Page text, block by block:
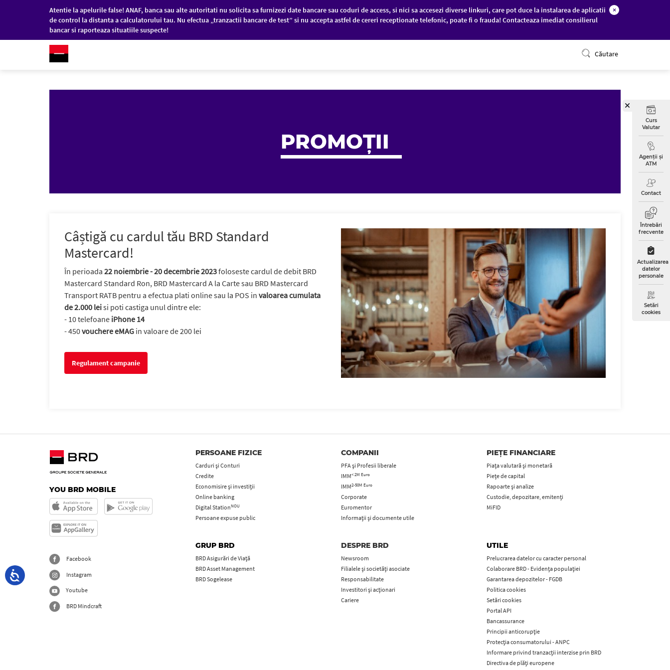
Atentie la apelurile false! ANAF, banca sau alte autoritati nu solicita sa furnizezi date bancare sau coduri de access, si nici sa accesezi diverse linkuri, care pot duce la instalarea de aplicatii
de control la distanta a calculatorului tau. Nu efectua „tranzactii bancare de test” si nu accepta astfel de cereri receptionate telefonic, poate fi o frauda! Contacteaza imediat consilierul
bancar si raporteaza situatiile suspecte!
×
RO/EN PERSOANE FIZICE
Căutare
Curs
Valutar
Agenții și
ATM
Contact
Întrebări
frecvente
Actualizarea
datelor
personale
Setări
cookies
PROMOȚII
Câștigă cu cardul tău BRD Standard
Mastercard!
În perioada 22 noiembrie - 20 decembrie 2023foloseste cardul de debit BRD
Mastercard Standard Ron, BRD Mastercard A la Carte sau BRD Mastercard
Transport RATB pentru a efectua plati online sau la POS in valoarea cumulata
de 2.000 leisi poti castiga unul dintre ele:
- 10 telefoane iPhone 14
- 450vouchere eMAG in valoare de 200 lei
Regulament campanie
YOU BRD MOBILE
Facebook
Instagram
Youtube
BRD Mindcraft
PERSOANE FIZICE
Carduri şi Conturi
Credite
Economisire și investiții
Online banking
Digital StationNOU
Persoane expuse public
COMPANII
PFA şi Profesii liberale
IMM< 2M Euro
IMM2-50M Euro
Corporate
Euromentor
Informații și documente utile
PIEȚE FINANCIARE
Piața valutară și monetară
Piețe de capital
Rapoarte și analize
Custodie, depozitare, emitenți
MiFID
GRUP BRD
BRD Asigurări de Viață
BRD Asset Management
BRD Sogelease
DESPRE BRD
Newsroom
Filialele și societăți asociate
Responsabilitate
Investitori și acționari
Cariere
UTILE
Prelucrarea datelor cu caracter personal
Colaborare BRD - Evidența populației
Garantarea depozitelor - FGDB
Politica cookies
Setări cookies
Portal API
Bancassurance
Principii anticorupţie
Protecţia consumatorului - ANPC
Informare privind tranzacții interzise prin BRD
Directiva de plăți europene